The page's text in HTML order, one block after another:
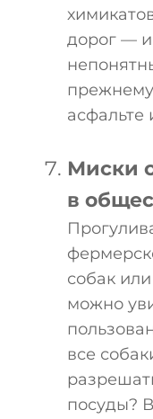
дорог — и
прежнему
асфальте
Миски
в
собак
можно
все
посуды?